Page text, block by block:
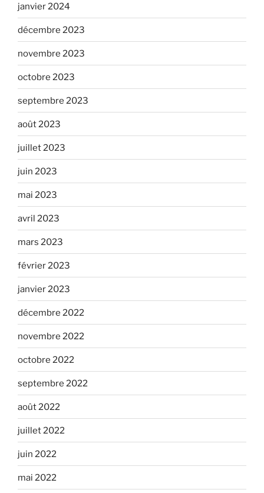
janvier 2024
décembre 2023
novembre 2023
octobre 2023
septembre 2023
août 2023
juillet 2023
juin 2023
mai 2023
avril 2023
mars 2023
février 2023
janvier 2023
décembre 2022
novembre 2022
octobre 2022
septembre 2022
août 2022
juillet 2022
juin 2022
mai 2022